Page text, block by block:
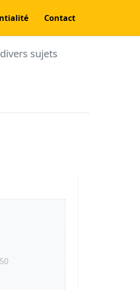
Contact
sujets